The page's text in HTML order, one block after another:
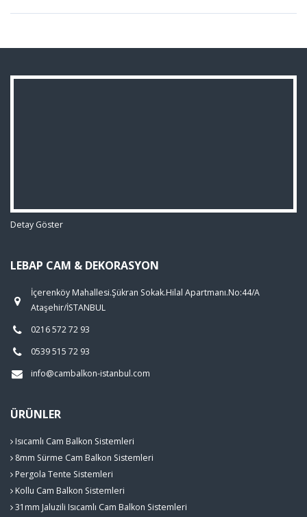
Detay Göster
LEBAP CAM & DEKORASYON
İçerenköy Mahallesi.Şükran Sokak.Hilal Apartmanı.No:44/A
Ataşehir/İSTANBUL
0216 572 72 93
0539 515 72 93
info@cambalkon-istanbul.com
ÜRÜNLER
Isıcamlı Cam Balkon Sistemleri
8mm Sürme Cam Balkon Sistemleri
Pergola Tente Sistemleri
Kollu Cam Balkon Sistemleri
31mm Jaluzili Isıcamlı Cam Balkon Sistemleri